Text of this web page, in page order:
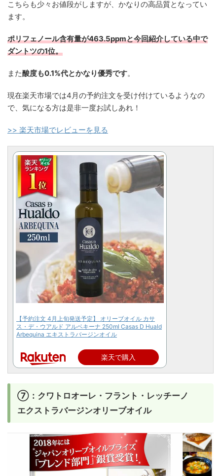
こちらも少々お値段がしますが、かなりの高品質となってい
ます。
ポリフェノール含有量が463.5ppmと今回紹介している中で
ダントツの1位。
また酸度も0.1%代とかなり優秀です。
現在楽天市場では4月の予約注文を受け付けているようなの
で、気になる方は是非一度お試しあれ！
>> 楽天市場でレビューを見る
【予約注文 4月上旬発送予定】 オリーブオイル カサ
ス・デ・ウアルド アルベキーナ 250ml Casas D Huald
Arbequina エキストラバージンオイル
楽天で購入
⑦：クワトロオーレ・フラント・レッチーノ
エクストラバージンオリーブオイル